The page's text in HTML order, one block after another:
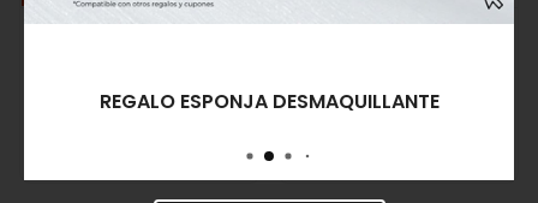
Arôms Natur Tratamiento
91,40€
80,43€
Anesi Lab Pack Antiedad
136,50€
75,00€
REGALO ESPONJA DESMAQUILLANTE